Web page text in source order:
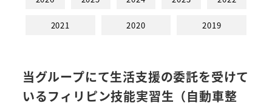
2021 2020 2019
当グループにて生活支援の委託を受けて
いるフィリピン技能実習生（自動車整